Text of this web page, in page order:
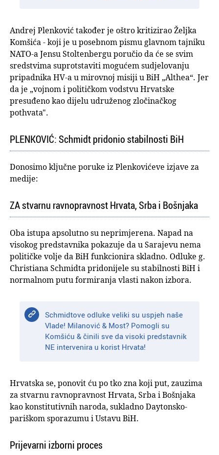
Andrej Plenković također je oštro kritizirao Željka
Komšića - koji je u posebnom pismu glavnom tajniku
NATO-a Jensu Stoltenbergu poručio da će se svim
sredstvima suprotstaviti mogućem sudjelovanju
pripadnika HV-a u mirovnoj misiji u BiH „Althea“. Jer
da je „vojnom i političkom vodstvu Hrvatske
presuđeno kao dijelu udruženog zločinačkog
pothvata".
PLENKOVIĆ: Schmidt pridonio stabilnosti BiH
Donosimo ključne poruke iz Plenkovićeve izjave za
medije:
ZA stvarnu ravnopravnost Hrvata, Srba i Bošnjaka
Oba istupa apsolutno su neprimjerena. Napad na
visokog predstavnika pokazuje da u Sarajevu nema
političke volje da BiH funkcionira skladno. Odluke g.
Christiana Schmidta pridonijele su stabilnosti BiH i
normalnom putu formiranja vlasti nakon izbora.
Schmidtove odluke veliki su uspjeh naše
Vlade! Milanović & Most? Pomogli su
Komšiću & činili sve da visoki predstavnik
NE intervenira u korist Hrvata!
Hrvatska se, ponovit ću po tko zna koji put, zauzima
za stvarnu ravnopravnost Hrvata, Srba i Bošnjaka
kao konstitutivnih naroda, sukladno Daytonsko-
pariškom sporazumu i Ustavu BiH.
Prijevarni izborni proces